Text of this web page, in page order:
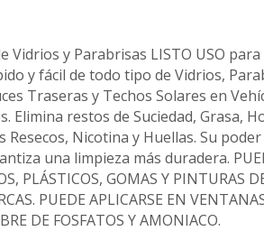
Vidrios y Parabrisas LISTO USO
y fácil de todo tipo de Vidrios,
Traseras y Techos Solares en
Elimina restos de Suciedad, Grasa,
Resecos, Nicotina y Huellas. Su
una limpieza más duradera.
PLÁSTICOS, GOMAS Y PINTURAS
PUEDE APLICARSE EN
DE FOSFATOS Y AMONIACO.